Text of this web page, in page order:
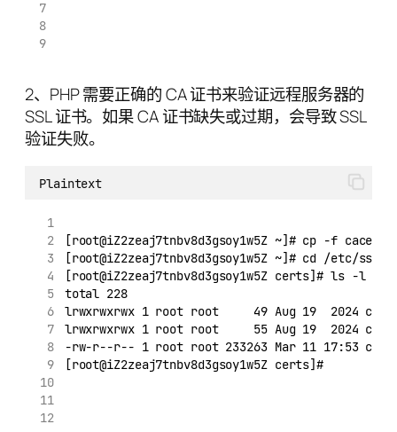
2、PHP 需要正确的 CA 证书来验证远程服务器的
SSL 证书。如果 CA 证书缺失或过期，会导致 SSL
验证失败。
Plaintext
[root@iZ2zeaj7tnbv8d3gsoy1w5Z ~]# cp -f
[root@iZ2zeaj7tnbv8d3gsoy1w5Z ~]# cd /etc/ssl/
[root@iZ2zeaj7tnbv8d3gsoy1w5Z certs]# ls -l
total 228
lrwxrwxrwx 1 root root     49 Aug 19  2024
lrwxrwxrwx 1 root root     55 Aug 19  2024
-rw-r--r-- 1 root root 233263 Mar 11 17:53
[root@iZ2zeaj7tnbv8d3gsoy1w5Z certs]#